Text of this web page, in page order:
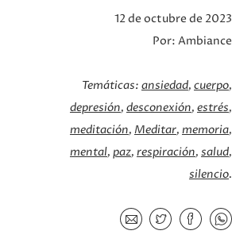
12 de octubre de 2023
Por: Ambiance
Temáticas: ansiedad cuerpo
depresión desconexión estrés
meditación Meditar memoria
mental paz respiración salud
silencio